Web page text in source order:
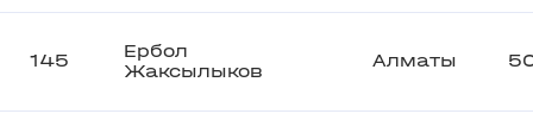
145
Ербол
Жаксылыков
Алматы